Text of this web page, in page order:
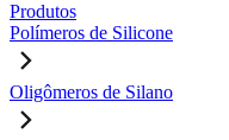
Produtos
Polímeros de Silicone
Oligômeros de Silano